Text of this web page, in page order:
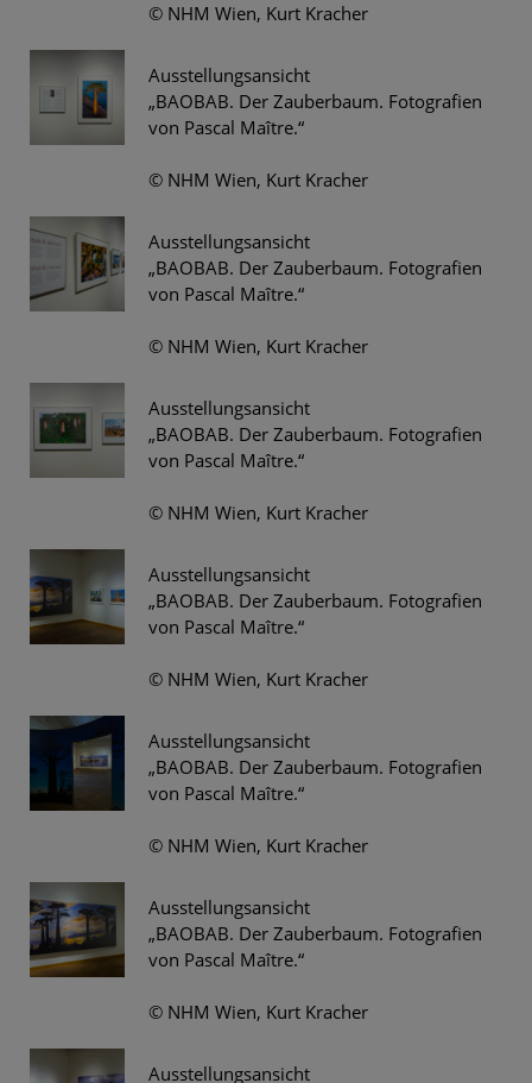
© NHM Wien, Kurt Kracher
Ausstellungsansicht
„BAOBAB. Der Zauberbaum. Fotografien
von Pascal Maître.“
© NHM Wien, Kurt Kracher
Ausstellungsansicht
„BAOBAB. Der Zauberbaum. Fotografien
von Pascal Maître.“
© NHM Wien, Kurt Kracher
Ausstellungsansicht
„BAOBAB. Der Zauberbaum. Fotografien
von Pascal Maître.“
© NHM Wien, Kurt Kracher
Ausstellungsansicht
„BAOBAB. Der Zauberbaum. Fotografien
von Pascal Maître.“
© NHM Wien, Kurt Kracher
Ausstellungsansicht
„BAOBAB. Der Zauberbaum. Fotografien
von Pascal Maître.“
© NHM Wien, Kurt Kracher
Ausstellungsansicht
„BAOBAB. Der Zauberbaum. Fotografien
von Pascal Maître.“
© NHM Wien, Kurt Kracher
Ausstellungsansicht